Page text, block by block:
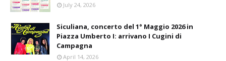
July 24, 2026
Siculiana, concerto del 1° Maggio 2026 in
Piazza Umberto I: arrivano I Cugini di
Campagna
April 14, 2026